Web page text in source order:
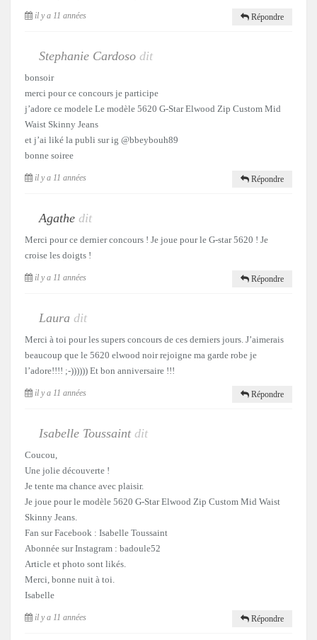
il y a 11 années Répondre
Stephanie Cardoso dit
bonsoir
merci pour ce concours je participe
j’adore ce modele Le modèle 5620 G-Star Elwood Zip Custom Mid
Waist Skinny Jeans
et j’ai liké la publi sur ig @bbeybouh89
bonne soiree
il y a 11 années Répondre
Agathe dit
Merci pour ce dernier concours ! Je joue pour le G-star 5620 ! Je
croise les doigts !
il y a 11 années Répondre
Laura dit
Merci à toi pour les supers concours de ces derniers jours. J’aimerais
beaucoup que le 5620 elwood noir rejoigne ma garde robe je
l’adore!!!! ;-)))))) Et bon anniversaire !!!
il y a 11 années Répondre
Isabelle Toussaint dit
Coucou,
Une jolie découverte !
Je tente ma chance avec plaisir.
Je joue pour le modèle 5620 G-Star Elwood Zip Custom Mid Waist
Skinny Jeans.
Fan sur Facebook : Isabelle Toussaint
Abonnée sur Instagram : badoule52
Article et photo sont likés.
Merci, bonne nuit à toi.
Isabelle
il y a 11 années Répondre